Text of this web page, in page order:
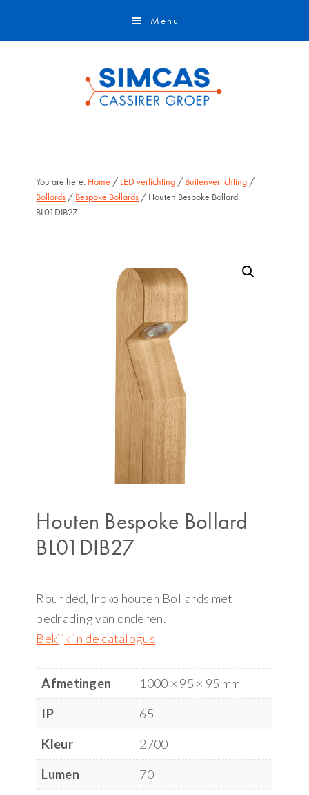
Menu
You are here: Home / LED verlichting / Buitenverlichting /
Bollards / Bespoke Bollards / Houten Bespoke Bollard
BL01DIB27
Houten Bespoke Bollard
BL01DIB27
Rounded, Iroko houten Bollards met
bedrading van onderen.
Bekijk in de catalogus
Afmetingen
1000 × 95 × 95 mm
IP
65
Kleur
2700
Lumen
70